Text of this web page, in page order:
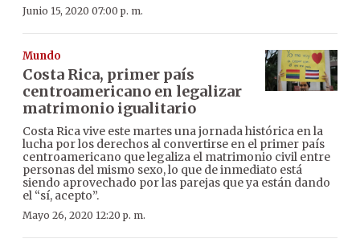
Junio 15, 2020 07:00 p. m.
Mundo
Costa Rica, primer país
centroamericano en legalizar
matrimonio igualitario
Costa Rica vive este martes una jornada histórica en la
lucha por los derechos al convertirse en el primer país
centroamericano que legaliza el matrimonio civil entre
personas del mismo sexo, lo que de inmediato está
siendo aprovechado por las parejas que ya están dando
el “sí, acepto”.
Mayo 26, 2020 12:20 p. m.